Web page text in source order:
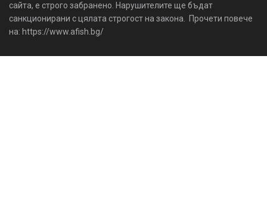
сайта, е строго забранено. Нарушителите ще бъдат
санкционирани с цялата строгост на закона. Прочети повече
на: https://www.afish.bg/